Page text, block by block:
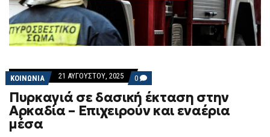
ΚΟΙΝΩΝΙΑ 21 ΑΥΓΟΎΣΤΟΥ, 2025 0 COMMENTS
ON
ΠΥΡΚΑΓΙΆ
ΣΕ
ΔΑΣΙΚΉ
Πυρκαγιά σε δασική έκταση στην
Αρκαδία – Επιχειρούν και εναέρια
μέσα